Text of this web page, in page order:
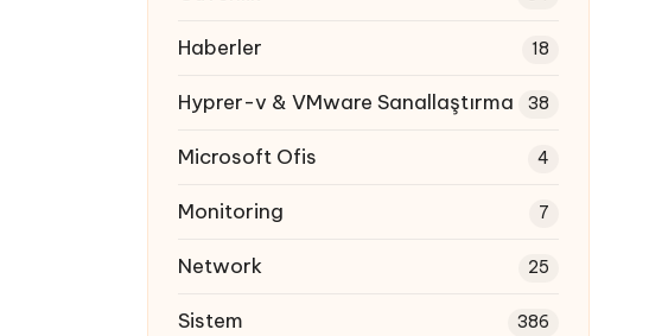
Haberler 18
Hyprer-v & VMware Sanallaştırma 38
Microsoft Ofis 4
Monitoring 7
Network 25
Sistem 386